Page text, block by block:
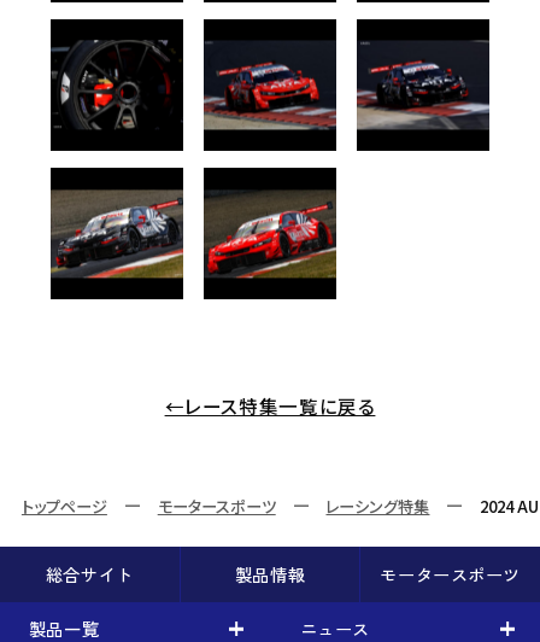
←レース特集一覧に戻る
トップページ モータースポーツ レーシング特集 2024
総合サイト 製品情報 モータースポーツ
製品一覧 ニュース